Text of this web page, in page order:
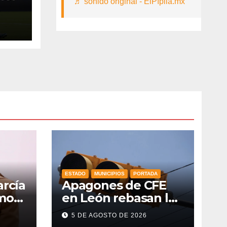
ESTADO MUNICIPIOS PORTADA
Apagones de CFE
en León rebasan la
capacidad de
respaldo en red de
5 DE AGOSTO DE 2026